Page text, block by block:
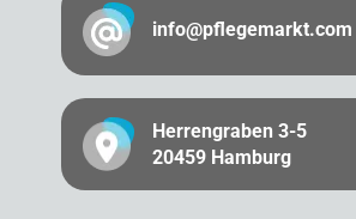
info@pflegemarkt.com
Herrengraben 3-5
20459 Hamburg